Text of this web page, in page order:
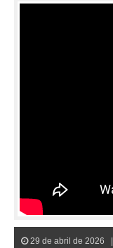
29 de abril de 2026 |